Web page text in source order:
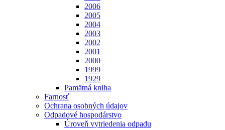
2006
2005
2004
2003
2002
2001
2000
1999
1929
Pamätná kniha
Farnosť
Ochrana osobných údajov
Odpadové hospodárstvo
Úroveň vytriedenia odpadu